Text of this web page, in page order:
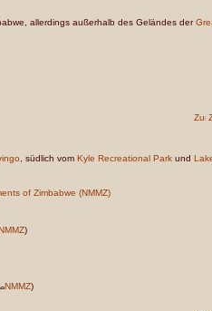
allerdings außerhalb des Geländes der
, südlich vom Kyle Recreational Park und
of Zimbabwe (NMMZ)
)
NMMZ)